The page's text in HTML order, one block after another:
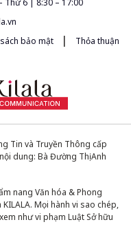
bảo mật |
Thỏa thuận
Tin và Truyền Thông cấp
dung: Bà Đường Thị Anh
nang Văn hóa & Phong
Mọi hành vi sao chép,
như vi phạm Luật Sở hữu